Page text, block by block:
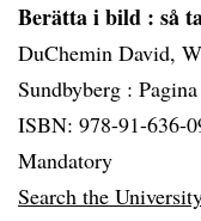
Berätta i bild : så
DuChemin David,
Sundbyberg :
ISBN: 978-91-636-
Mandatory
Search the